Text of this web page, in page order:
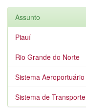
Assunto
Piauí
Rio Grande do Norte
Sistema Aeroportuário
Sistema de Transporte